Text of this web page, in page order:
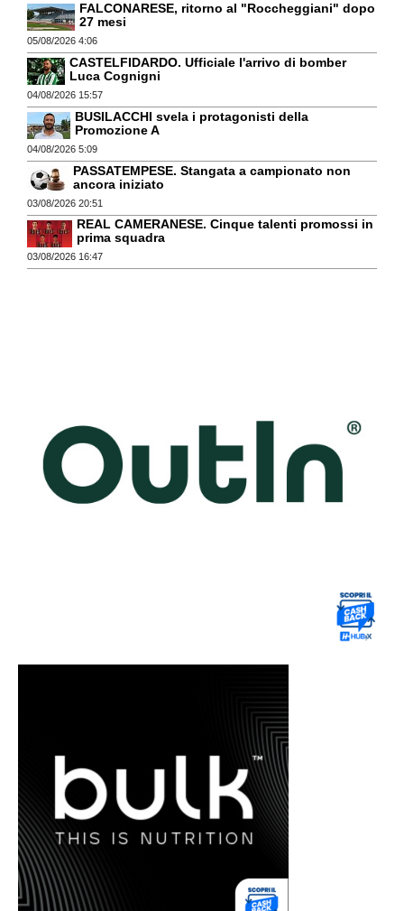
FALCONARESE, ritorno al "Roccheggiani" dopo
27 mesi
05/08/2026 4:06
CASTELFIDARDO. Ufficiale l'arrivo di bomber
Luca Cognigni
04/08/2026 15:57
BUSILACCHI svela i protagonisti della
Promozione A
04/08/2026 5:09
PASSATEMPESE. Stangata a campionato non
ancora iniziato
03/08/2026 20:51
REAL CAMERANESE. Cinque talenti promossi in
prima squadra
03/08/2026 16:47